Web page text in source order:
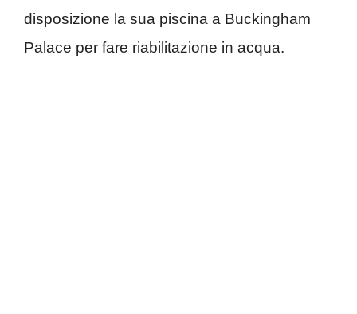
disposizione la sua piscina a Buckingham
Palace per fare riabilitazione in acqua.